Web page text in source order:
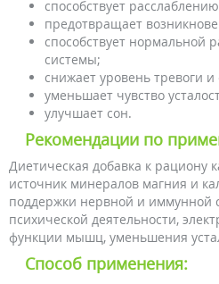
способствует
предотвращает
способствует нормальной
системы;
снижает уровень тревоги и
уменьшает чувство
улучшает сон.
Рекомендации по
Диетическая добавка к рациону
источник минералов магния и
поддержки нервной и иммунной
психической деятельности,
функции мышц, уменьшения
Способ применения: